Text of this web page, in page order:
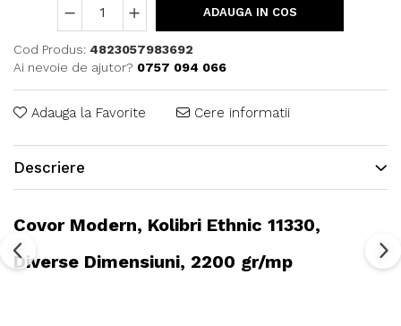
ADAUGA IN COS
Cod Produs: 4823057983692
Ai nevoie de ajutor? 0757 094 066
Adauga la Favorite Cere informatii
Descriere
Covor Modern, Kolibri Ethnic 11330,
Diverse Dimensiuni, 2200 gr/mp